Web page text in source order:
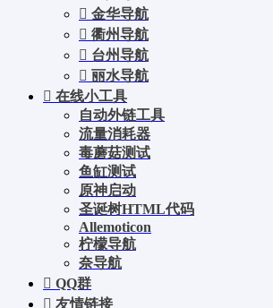
金华导航
衢州导航
台州导航
丽水导航
在线小工具
自动外链工具
流量消耗器
毒蘑菇测试
鱼缸测试
原神启动
圣诞树HTML代码
Allemoticon
柠檬导航
奈导航
QQ群
友情链接